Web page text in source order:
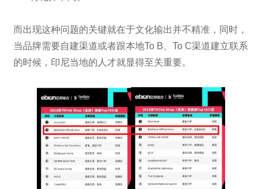
而出现这种问题的关键就在于文化输出并不精准，同时，
当品牌需要自建渠道或者跟本地To B、To C渠道建立联系
的时候，印尼当地的人才就显得至关重要。